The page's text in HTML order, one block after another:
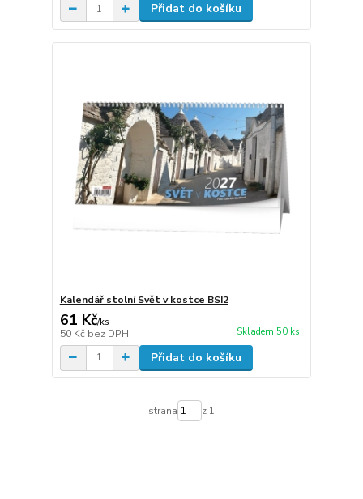
Přidat do košíku
Kalendář stolní Svět v kostce BSI2
61 Kč/ks
50 Kč bez DPH Skladem 50 ks
Přidat do košíku
strana z 1